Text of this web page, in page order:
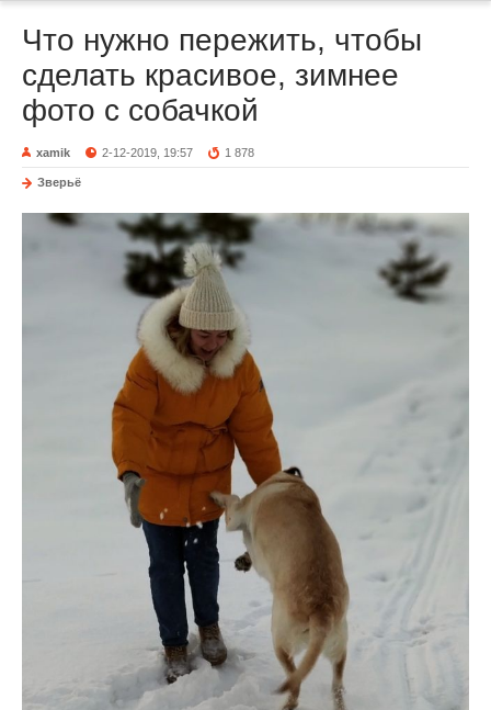
Что нужно пережить, чтобы
сделать красивое, зимнее
фото с собачкой
xamik 2-12-2019, 19:57 1 878
Зверьё